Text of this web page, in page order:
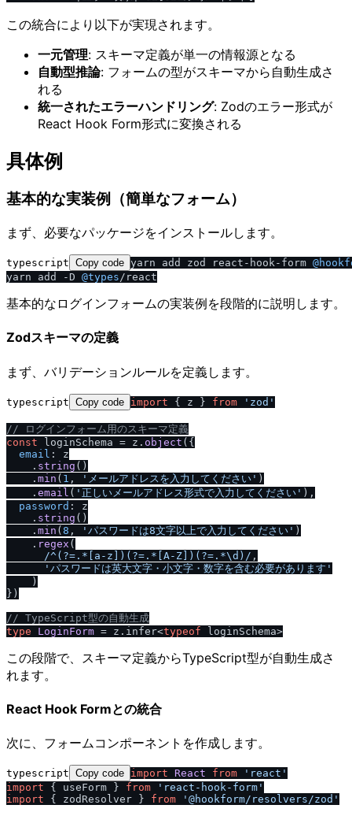
この統合により以下が実現されます。
一元管理: スキーマ定義が単一の情報源となる
自動型推論: フォームの型がスキーマから自動生成さ
れる
統一されたエラーハンドリング: Zodのエラー形式が
React Hook Form形式に変換される
具体例
基本的な実装例（簡単なフォーム）
まず、必要なパッケージをインストールします。
typescript Copy code yarn add zod react-hook-form
yarn add -D @types
基本的なログインフォームの実装例を段階的に説明します。
Zodスキーマの定義
まず、バリデーションルールを定義します。
typescript Copy code import { z } from 'zod'
/ / ログインフォーム用のスキーマ定義
const loginSchema = z. object ({
email : z
    .
string ()
    .
min ( 1 , 'メールアドレスを入力してください' )
    .
email ( '正しいメールアドレス形式で入力してください' ),
password : z
    .
string ()
    .
min (8 , 'パスワードは8文字以上で入力してください' )
    .
regex (
/^(?=.*[a-z])(?=.*[A-Z])(?=.*\d) / ,
'パスワードは英大文字・小文字・数字を含む必要があります'
    )
})
/ / TypeScript型の自動生成
type
LoginForm = z. infer<typeof
この段階で、スキーマ定義からTypeScript型が自動生成さ
れます。
React Hook Formとの統合
次に、フォームコンポーネントを作成します。
typescript Copy code import React from
'react'
import { useForm } from
'react-hook-form'
import { zodResolver } from '@hookform/ resolvers/zod'